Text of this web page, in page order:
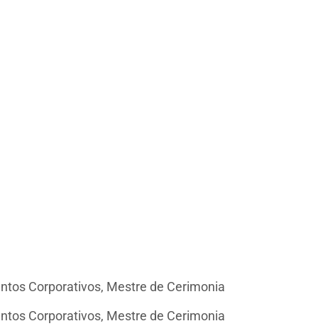
Corporativos, Mestre de Cerimonia
Corporativos, Mestre de Cerimonia